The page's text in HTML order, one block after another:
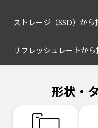
ストレージ（SSD）から
リフレッシュレートから
形状・